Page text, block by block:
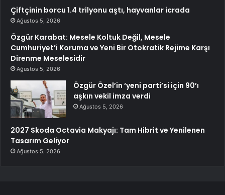
Çiftçinin borcu 1.4 trilyonu aştı, hayvanlar icrada
Ağustos 5, 2026
Özgür Karabat: Mesele Koltuk Değil, Mesele
Cumhuriyet’i Koruma ve Yeni Bir Otokratik Rejime Karşı
Direnme Meselesidir
Ağustos 5, 2026
Özgür Özel’in ‘yeni parti’si için 90’ı
aşkın vekil imza verdi
Ağustos 5, 2026
2027 Skoda Octavia Makyajı: Tam Hibrit ve Yenilenen
Tasarım Geliyor
Ağustos 5, 2026